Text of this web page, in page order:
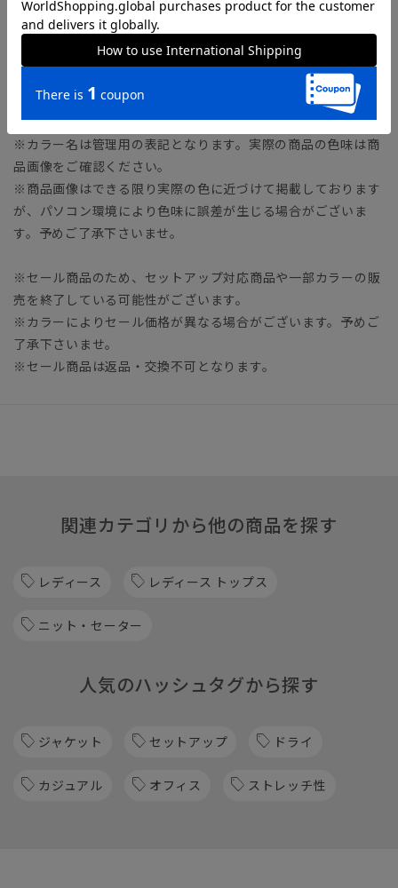
25.0cm
※商品の仕上がりサイズ（出来上がり寸法）は上記のサイズ表
※同サイズまたは同一商品でも、生産の過程で1.0cm～2.0cm
程度の個体差や着用感の違いが生じる場合がございます。
※カラー名は管理用の表記となります。実際の商品の色味は商
品画像をご確認ください。
※商品画像はできる限り実際の色に近づけて掲載しております
が、パソコン環境により色味に誤差が生じる場合がございま
す。予めご了承下さいませ。
※セール商品のため、セットアップ対応商品や一部カラーの販
売を終了している可能性がございます。
※カラーによりセール価格が異なる場合がございます。予めご
了承下さいませ。
※セール商品は返品・交換不可となります。
関連カテゴリから他の商品を探す
レディース レディース トップス
ニット・セーター
人気のハッシュタグから探す
ジャケット セットアップ ドライ
カジュアル オフィス ストレッチ性